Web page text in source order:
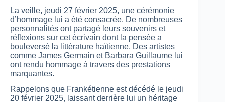
La veille, jeudi 27 février 2025, une cérémonie
d’hommage lui a été consacrée. De nombreuses
personnalités ont partagé leurs souvenirs et
réflexions sur cet écrivain dont la pensée a
bouleversé la littérature haïtienne. Des artistes
comme James Germain et Barbara Guillaume lui
ont rendu hommage à travers des prestations
marquantes.
Rappelons que Frankétienne est décédé le jeudi
20 février 2025, laissant derrière lui un héritage